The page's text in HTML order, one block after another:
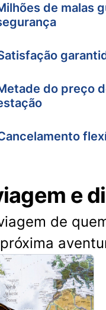
de malas
do preço
e
de